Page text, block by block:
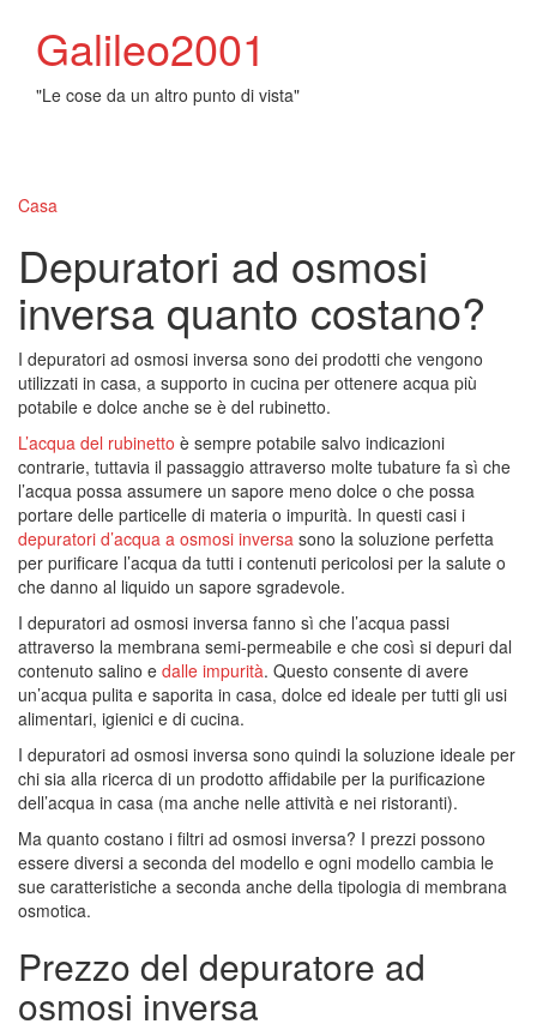
Galileo2001
"Le cose da un altro punto di vista"
Casa
Depuratori ad osmosi
inversa quanto costano?
I depuratori ad osmosi inversa sono dei prodotti che vengono
utilizzati in casa, a supporto in cucina per ottenere acqua più
potabile e dolce anche se è del rubinetto.
L’acqua del rubinetto è sempre potabile salvo indicazioni
contrarie, tuttavia il passaggio attraverso molte tubature fa sì che
l’acqua possa assumere un sapore meno dolce o che possa
portare delle particelle di materia o impurità. In questi casi i
depuratori d’acqua a osmosi inversa sono la soluzione perfetta
per purificare l’acqua da tutti i contenuti pericolosi per la salute o
che danno al liquido un sapore sgradevole.
I depuratori ad osmosi inversa fanno sì che l’acqua passi
attraverso la membrana semi-permeabile e che così si depuri dal
contenuto salino e dalle impurità. Questo consente di avere
un’acqua pulita e saporita in casa, dolce ed ideale per tutti gli usi
alimentari, igienici e di cucina.
I depuratori ad osmosi inversa sono quindi la soluzione ideale per
chi sia alla ricerca di un prodotto affidabile per la purificazione
dell’acqua in casa (ma anche nelle attività e nei ristoranti).
Ma quanto costano i filtri ad osmosi inversa? I prezzi possono
essere diversi a seconda del modello e ogni modello cambia le
sue caratteristiche a seconda anche della tipologia di membrana
osmotica.
Prezzo del depuratore ad
osmosi inversa